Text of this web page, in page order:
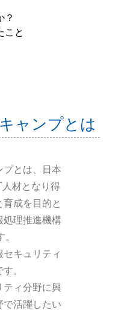
？
こと
ャンプとは
プとは、日本
材となり得
育成を目的と
処理推進機構
キュリティ
。
ティ分野に興
で活躍したい